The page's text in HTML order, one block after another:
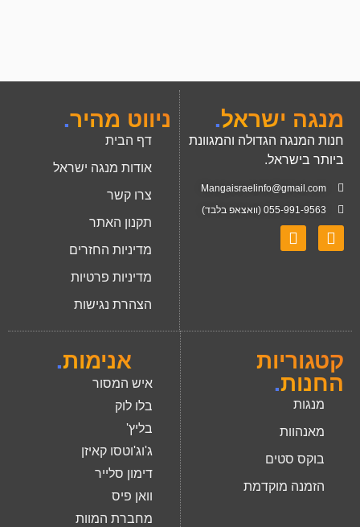
מנגה ישראל.
חנות המנגה הגדולה והמגוונת
ביותר בישראל.
Mangaisraelinfo@gmail.com
055-991-9563 (וואצאפ בלבד)
ניווט מהיר.
דף הבית
אודות מנגה ישראל
צרו קשר
תקנון האתר
מדיניות החזרים
מדיניות פרטיות
הצהרת נגישות
קטגוריות
החנות.
מנגות
מאנהוות
בוקס סטים
הזמנה מוקדמת
אנימות.
איש המסור
בלו לוק
בליץ'
ג'וג'וטסו קאיזן
דימון סלייר
וואן פיס
מחברת המוות